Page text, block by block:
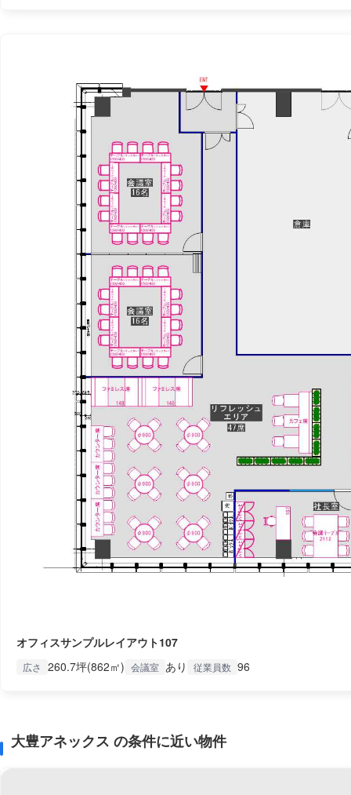
オフィスサンプルレイアウト107
広さ 260.7坪(862㎡) 会議室 あり 従業員数 96
大豊アネックス の条件に近い物件